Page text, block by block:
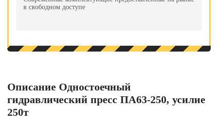
в свободном доступе
Описание Одностоечный
гидравлический пресс ПА63-250, усилие
250т